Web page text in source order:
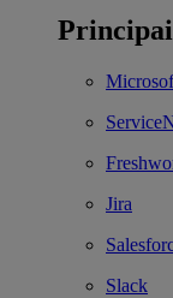
Jira
Slack